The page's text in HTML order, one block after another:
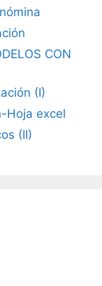
CON
(I)
Hoja excel
(II)